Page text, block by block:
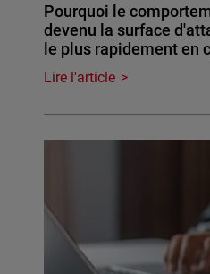
Pourquoi le
devenu la surface
le plus rapidement en
Lire l'article